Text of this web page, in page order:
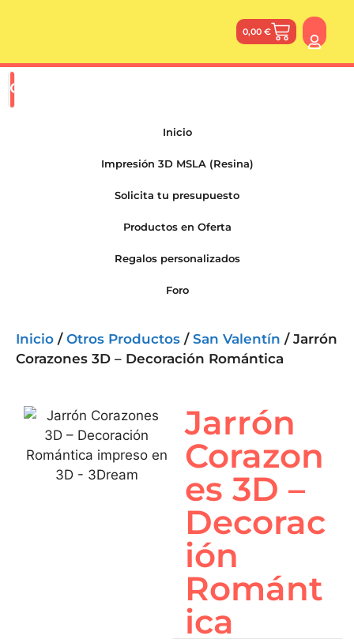
0,00 €
Inicio
Impresión 3D MSLA (Resina)
Solicita tu presupuesto
Productos en Oferta
Regalos personalizados
Foro
Inicio / Otros Productos / San Valentín / Jarrón
Corazones 3D – Decoración Romántica
Jarrón
Corazon
es 3D –
Decorac
ión
Románt
ica